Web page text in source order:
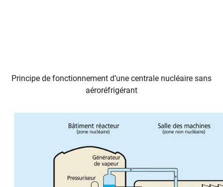
Principe de fonctionnement d’une centrale nucléaire sans
aéroréfrigérant